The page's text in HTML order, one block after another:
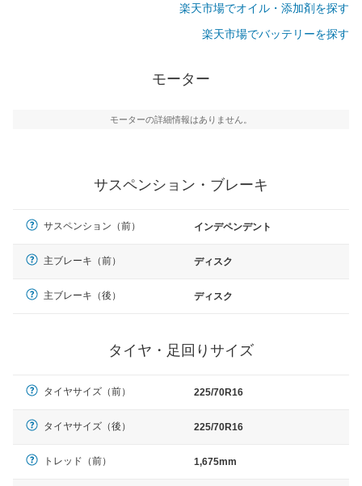
楽天市場でオイル・添加剤を探す
楽天市場でバッテリーを探す
モーター
モーターの詳細情報はありません。
サスペンション・ブレーキ
サスペンション（前） インデペンデント
主ブレーキ（前） ディスク
主ブレーキ（後） ディスク
タイヤ・足回りサイズ
タイヤサイズ（前） 225/70R16
タイヤサイズ（後） 225/70R16
トレッド（前） 1,675mm